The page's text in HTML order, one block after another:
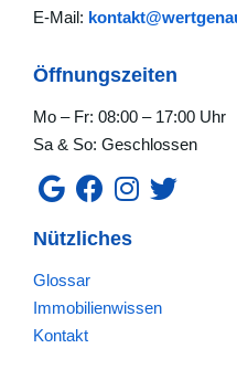
E-Mail:
Öffnungszeiten
Mo – Fr: 08:00 – 17:00 Uhr
Sa & So: Geschlossen
Nützliches
Glossar
Immobilienwissen
Kontakt